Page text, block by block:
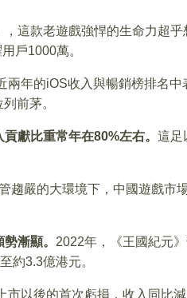
這款老遊戲強悍的生命力超乎
戶1000萬。
兩年的iOS收入與暢銷榜排名
前茅。
獻比重常年在80%左右。 這足
趨嚴的大環境下，中國遊戲市
漸顯。 2022年，《王國紀元
約3.3億港元。
市以後的首次虧損，收入同比